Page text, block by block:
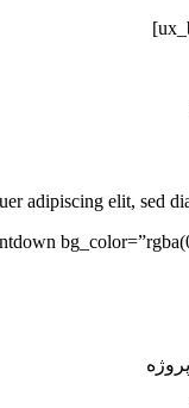
adipiscing elit, sed